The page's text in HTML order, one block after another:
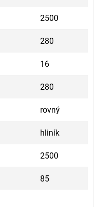
2500
280
16
280
rovný
hliník
2500
85